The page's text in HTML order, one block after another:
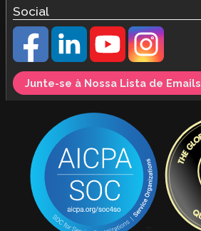
Social
Junte-se à Nossa Lista de Emails